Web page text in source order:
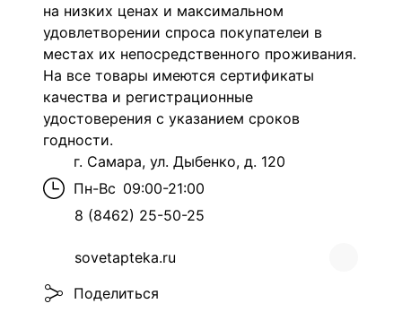
на низких ценах и максимальном
удовлетворении спроса покупателеи в
местах их непосредственного проживания.
На все товары имеются сертификаты
качества и регистрационные
удостоверения с указанием сроков
годности.
г. Самара, ул. Дыбенко, д. 120
Пн-Вс 09:00-21:00
8 (8462) 25-50-25
sovetapteka.ru
Поделиться